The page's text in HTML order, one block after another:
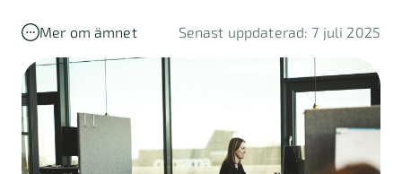
Tips
Finansiering
Skatt
Bokföringstips
Kalkylatorer
Mer om ämnet Senast uppdaterad: 7 juli 2025